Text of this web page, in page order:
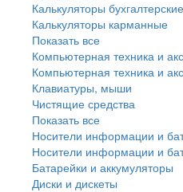
Калькуляторы бухгалтерские
Калькуляторы карманные
Показать все
Компьютерная техника и
Компьютерная техника и
Клавиатуры, мыши
Чистящие средства
Показать все
Носители информации и
Носители информации и
Батарейки и аккумуляторы
Диски и дискеты